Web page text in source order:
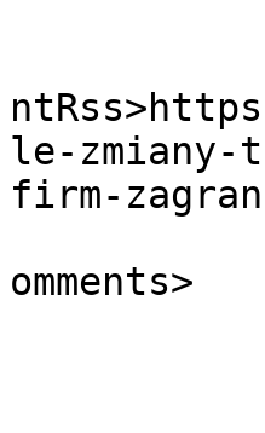
le-
firm-
omments>